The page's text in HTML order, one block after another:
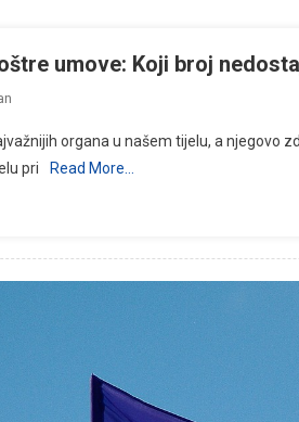
umove: Koji broj
organa u našem tijelu, a njegovo
pri
Read More…